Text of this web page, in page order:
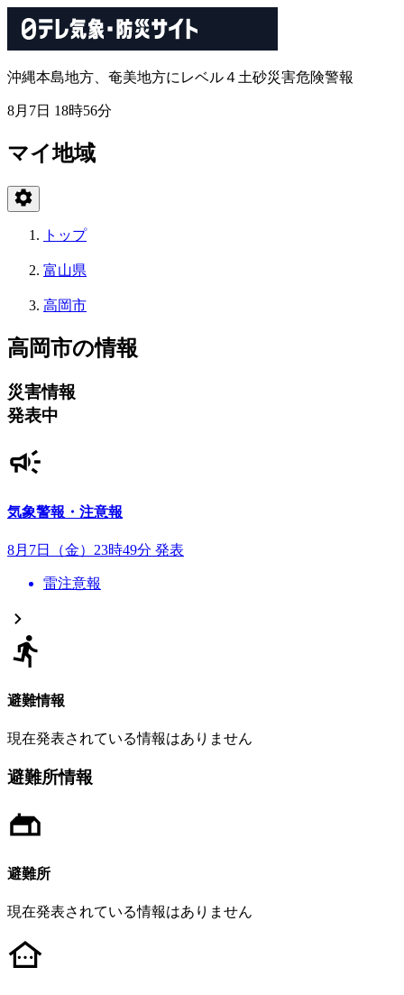
沖縄本島地方、奄美地方にレベル４土砂災害危険警報
8月7日 18時56分
マイ地域
トップ
富山県
高岡市
高岡市の情報
災害情報
発表中
気象警報・注意報
8月7日（金）23時49分 発表
雷注意報
避難情報
現在発表されている情報はありません
避難所情報
避難所
現在発表されている情報はありません